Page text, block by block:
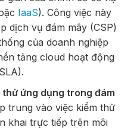
IaaS). Công việc này
dịch vụ đám mây (CSP)
của doanh nghiệp
tảng cloud hoạt động
thử ứng dụng trong đám
trung vào việc kiểm thử
khai trực tiếp trên môi